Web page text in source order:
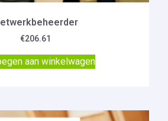
€206.61
aan winkelwagen